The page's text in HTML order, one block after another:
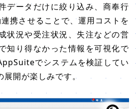
データだけに絞り込み、商奉行
携させることで、運用コストを
状況や受注状況、失注などの営
知り得なかった情報を可視化で
でシステムを検証してい
開が楽しみです。